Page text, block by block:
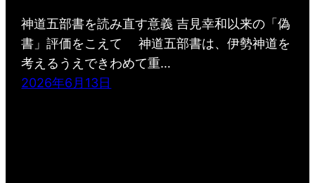
神道五部書を読み直す意義 吉見幸和以来の「偽
書」評価をこえて 神道五部書は、伊勢神道を
考えるうえできわめて重…
2026年6月13日